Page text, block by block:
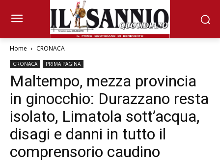
Home CRONACA
CRONACA PRIMA PAGINA
Maltempo, mezza provincia
in ginocchio: Durazzano resta
isolato, Limatola sott’acqua,
disagi e danni in tutto il
comprensorio caudino